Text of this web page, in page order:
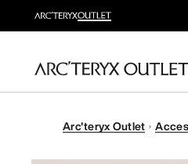
Arc'teryx Outlet